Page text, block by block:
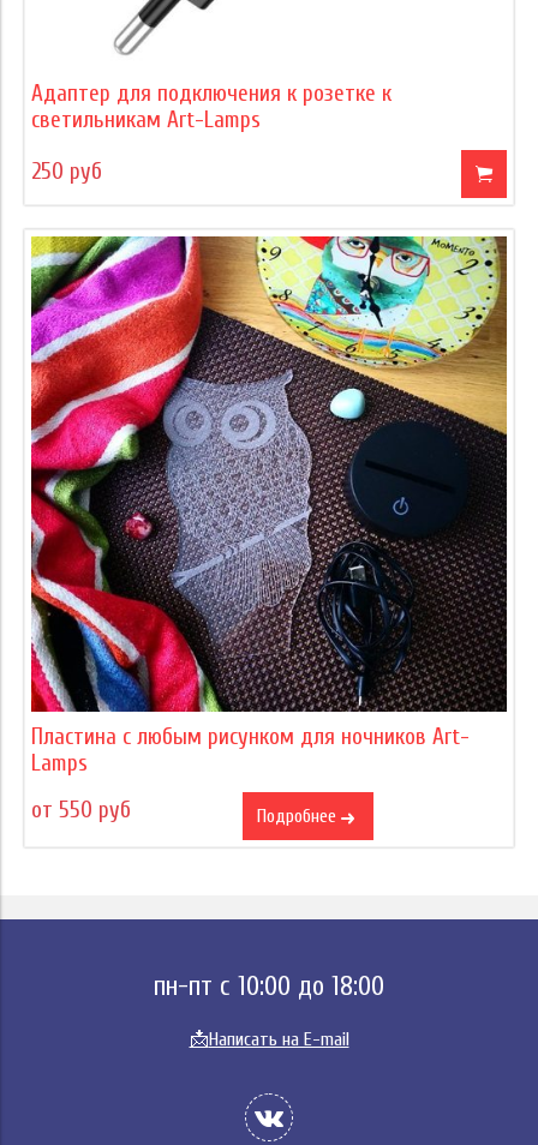
Адаптер для подключения к розетке к
светильникам Art-Lamps
250 руб
Пластина с любым рисунком для ночников Art-
Lamps
от 550 руб
Подробнее
пн-пт с 10:00 до 18:00
📩Написать на E-mail